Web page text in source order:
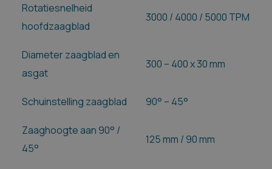
Rotatiesnelheid
hoofdzaagblad
3000 / 4000 / 5000 TPM
Diameter zaagblad en
asgat
300 – 400 x 30 mm
Schuinstelling zaagblad 90° – 45°
Zaaghoogte aan 90° /
45°
125 mm / 90 mm